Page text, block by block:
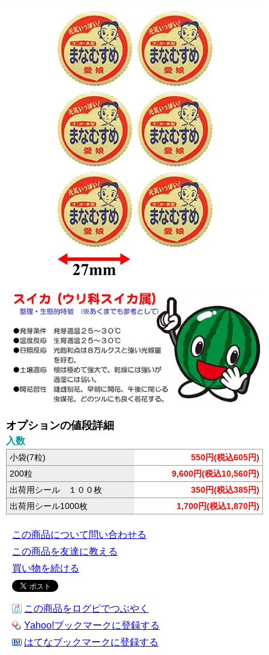
オプションの値段詳細
入数
小袋(7粒)
550円(税込605円)
200粒
9,600円(税込10,560円)
出荷用シール １００枚
350円(税込385円)
出荷用シール1000枚
1,700円(税込1,870円)
この商品について問い合わせる
この商品を友達に教える
買い物を続ける
この商品をログピでつぶやく
Yahoo!ブックマークに登録する
はてなブックマークに登録する